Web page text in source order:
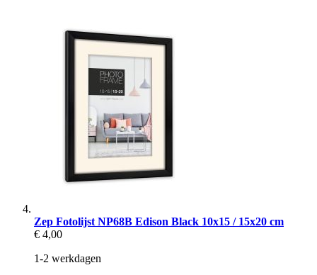
Zep Fotolijst NP68B Edison Black 10x15 / 15x20 cm
€ 4,00
1-2 werkdagen